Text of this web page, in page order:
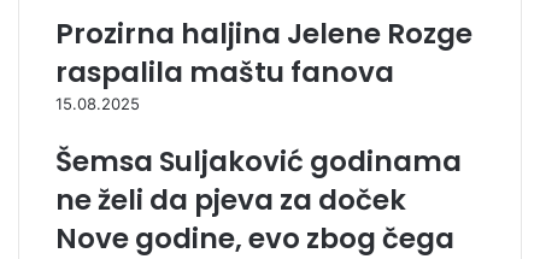
Prozirna haljina Jelene Rozge
raspalila maštu fanova
15.08.2025
Šemsa Suljaković godinama
ne želi da pjeva za doček
Nove godine, evo zbog čega